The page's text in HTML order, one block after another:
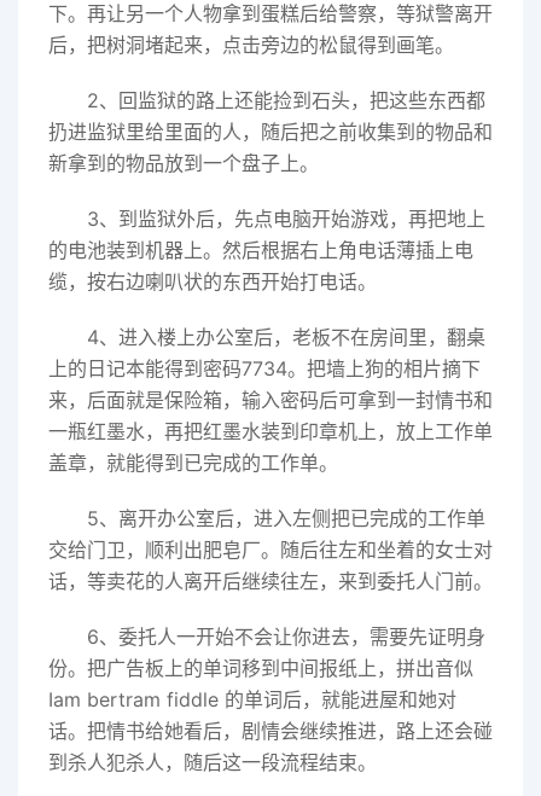
下。再让另一个人物拿到蛋糕后给警察，等狱警离开
后，把树洞堵起来，点击旁边的松鼠得到画笔。
2、回监狱的路上还能捡到石头，把这些东西都
扔进监狱里给里面的人，随后把之前收集到的物品和
新拿到的物品放到一个盘子上。
3、到监狱外后，先点电脑开始游戏，再把地上
的电池装到机器上。然后根据右上角电话薄插上电
缆，按右边喇叭状的东西开始打电话。
4、进入楼上办公室后，老板不在房间里，翻桌
上的日记本能得到密码7734。把墙上狗的相片摘下
来，后面就是保险箱，输入密码后可拿到一封情书和
一瓶红墨水，再把红墨水装到印章机上，放上工作单
盖章，就能得到已完成的工作单。
5、离开办公室后，进入左侧把已完成的工作单
交给门卫，顺利出肥皂厂。随后往左和坐着的女士对
话，等卖花的人离开后继续往左，来到委托人门前。
6、委托人一开始不会让你进去，需要先证明身
份。把广告板上的单词移到中间报纸上，拼出音似
Iam bertram fiddle 的单词后，就能进屋和她对
话。把情书给她看后，剧情会继续推进，路上还会碰
到杀人犯杀人，随后这一段流程结束。